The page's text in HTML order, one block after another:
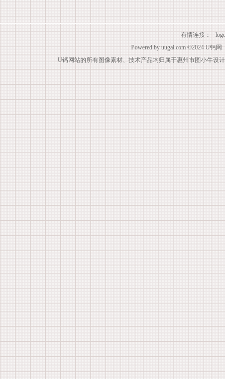
有情连接：
Powered by uugai.com ©2024 U钙网
U钙网站的所有图像素材、技术产品均归属于惠州市图小牛设